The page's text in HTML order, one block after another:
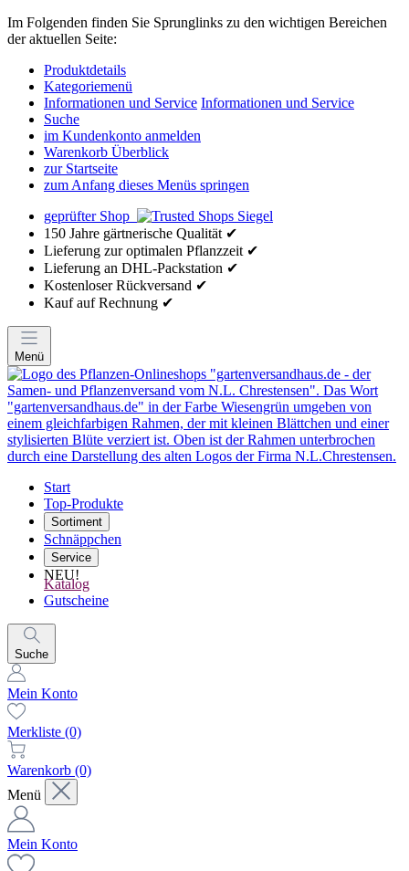
Im Folgenden finden Sie Sprunglinks zu den wichtigen Bereichen
der aktuellen Seite:
Produktdetails
Kategoriemenü
Informationen und Service Informationen und Service
Suche
im Kundenkonto anmelden
Warenkorb Überblick
zur Startseite
zum Anfang dieses Menüs springen
geprüfter Shop
150 Jahre gärtnerische Qualität ✔
Lieferung zur optimalen Pflanzzeit ✔
Lieferung an DHL-Packstation ✔
Kostenloser Rückversand ✔
Kauf auf Rechnung ✔
Menü
Start
Top-Produkte
Sortiment
Schnäppchen
Service
NEU!
Katalog
Gutscheine
Suche
Mein Konto
Merkliste (0)
Warenkorb (0)
Menü
Mein Konto